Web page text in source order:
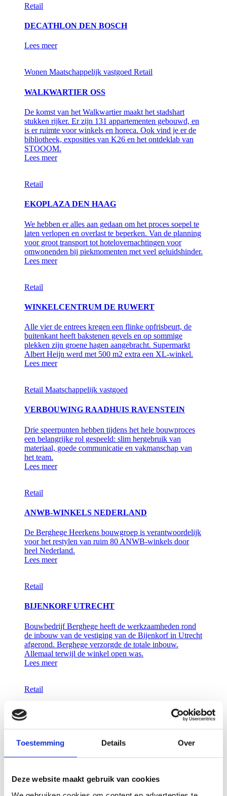
Toestemming Details Over
Deze website maakt gebruik van cookies
Retail
DECATHLON DEN BOSCH
Lees meer
Wonen Maatschappelijk vastgoed Retail
WALKWARTIER OSS
De komst van het Walkwartier maakt het stadshart
stukken rijker. Er zijn 131 appartementen gebouwd, en
is er ruimte voor winkels en horeca. Ook vind je er de
bibliotheek, exposities van K26 en het ontdeklab van
STOOOM.
Lees meer
Retail
EKOPLAZA DEN HAAG
We hebben er alles aan gedaan om het proces soepel te
laten verlopen en overlast te beperken. Van de planning
voor groot transport tot hotelovernachtingen voor
omwonenden bij piekmomenten met veel geluidshinder.
Lees meer
Retail
WINKELCENTRUM DE RUWERT
Alle vier de entrees kregen een flinke opfrisbeurt, de
buitenkant heeft bakstenen gevels en op sommige
plekken zijn groene hagen aangebracht. Supermarkt
Albert Heijn werd met 500 m2 extra een XL-winkel.
Lees meer
Retail Maatschappelijk vastgoed
VERBOUWING RAADHUIS RAVENSTEIN
Drie speerpunten hebben tijdens het hele bouwproces
een belangrijke rol gespeeld: slim hergebruik van
materiaal, goede communicatie en vakmanschap van
het team.
Lees meer
Retail
ANWB-WINKELS NEDERLAND
De Berghege Heerkens bouwgroep is verantwoordelijk
voor het restylen van ruim 80 ANWB-winkels door
heel Nederland.
Lees meer
Retail
BIJENKORF UTRECHT
Bouwbedrijf Berghege heeft de werkzaamheden rond
de inbouw van de vestiging van de Bijenkorf in Utrecht
afgerond. Berghege verzorgde de totale inbouw.
Allemaal terwijl de winkel open was.
Lees meer
Retail
BALR.
Voor BALR. bouwden wij mee aan de uitbreiding van
het merk. Eerst met de realisatie van een nieuw filiaal in
Utrecht en daarna in Bataviastad.
Lees meer
Retail